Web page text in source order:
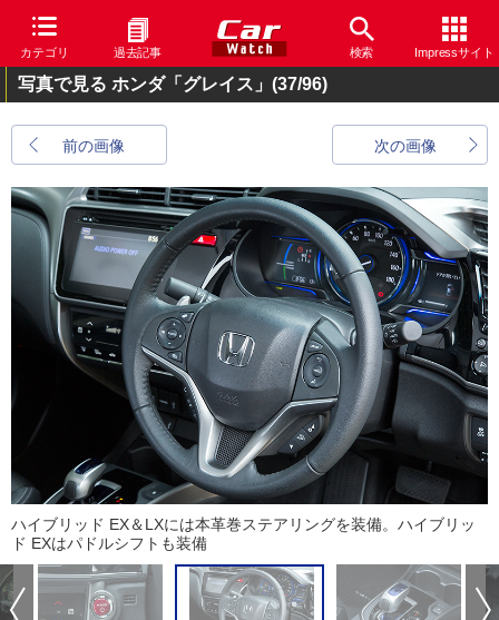
カテゴリ 過去記事 検索 Impressサイト
写真で見る ホンダ「グレイス」 (37/96)
前の画像 次の画像
ハイブリッド EX＆LXには本革巻ステアリングを装備。ハイブリッ
ド EXはパドルシフトも装備